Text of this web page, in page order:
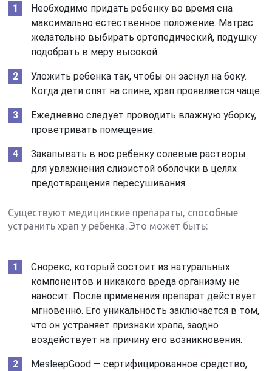
Необходимо придать ребенку во время сна
максимально естественное положение. Матрас
желательно выбирать ортопедический, подушку
подобрать в меру высокой.
Уложить ребенка так, чтобы он заснул на боку.
Когда дети спят на спине, храп проявляется чаще.
Ежедневно следует проводить влажную уборку,
проветривать помещение.
Закапывать в нос ребенку солевые растворы
для увлажнения слизистой оболочки в целях
предотвращения пересушивания.
Существуют медицинские препараты, способные
устранить храп у ребенка. Это может быть:
Снорекс, который состоит из натуральных
компонентов и никакого вреда организму не
наносит. После применения препарат действует
мгновенно. Его уникальность заключается в том,
что он устраняет признаки храпа, заодно
воздействует на причину его возникновения.
MesleepGood — сертифицированное средство,